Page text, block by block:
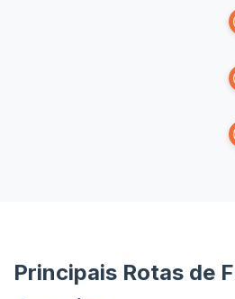
Principais Rotas de